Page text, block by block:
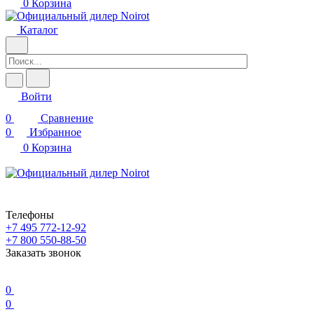
0 Корзина
Каталог
Войти
0
Сравнение
0
Избранное
0 Корзина
Телефоны
+7 495 772-12-92
+7 800 550-88-50
Заказать звонок
0
0